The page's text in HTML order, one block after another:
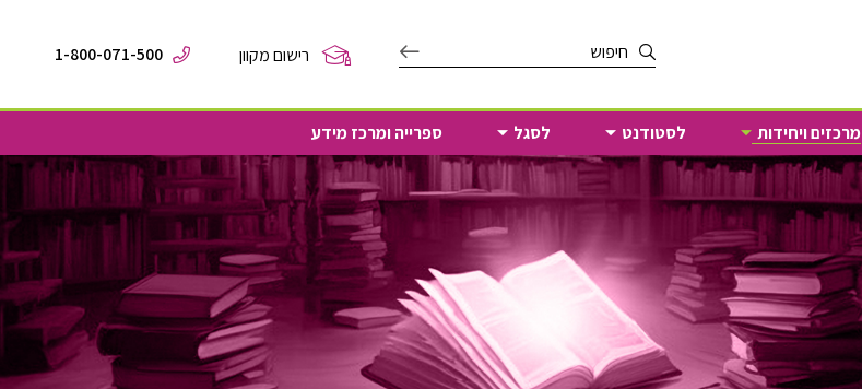
הקלד
חיפוש
רישום מקוון 1-800-071-500
מרכזים ויחידות לסטודנט לסגל ספרייה ומרכז מידע